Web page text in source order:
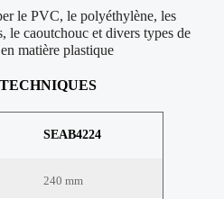
le PVC, le polyéthylène, les
le caoutchouc et divers types de
matière plastique
SEAB4224
240 mm